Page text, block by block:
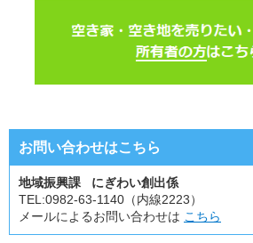
お問い合わせはこちら
地域振興課 にぎわい創出係
TEL:0982-63-1140（内線2223）
メールによるお問い合わせは こちら